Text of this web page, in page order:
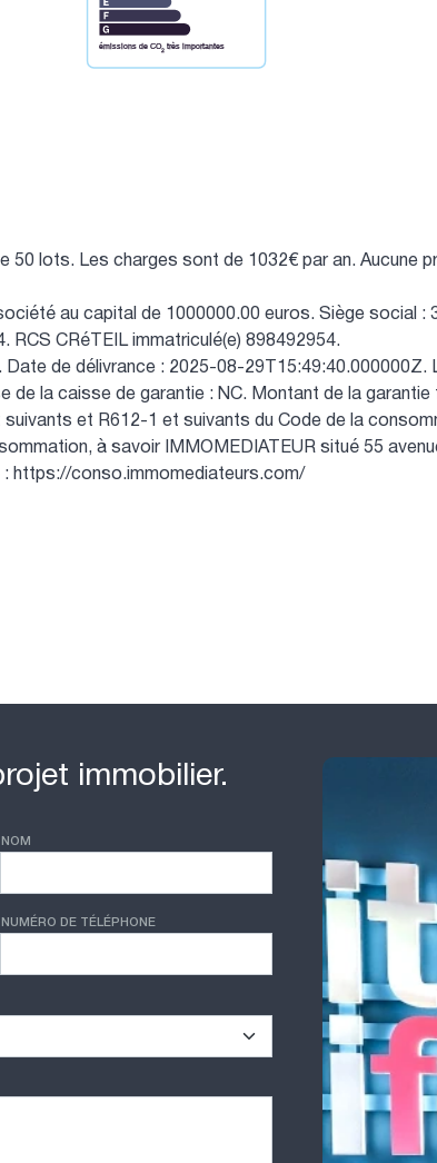
émissions de CO2 très importantes
50 lots. Les charges sont de 1032€ par an. Aucune
au capital de 1000000.00 euros. Siège social :
RCS CRéTEIL immatriculé(e) 898492954.
Date de délivrance : 2025-08-29T15:49:40.000000Z.
de la caisse de garantie : NC. Montant de la garantie
et R612-1 et suivants du Code de la
à savoir IMMOMEDIATEUR situé 55
https://conso.immomediateurs.com/
immobilier.
NOM
NUMÉRO DE TÉLÉPHONE